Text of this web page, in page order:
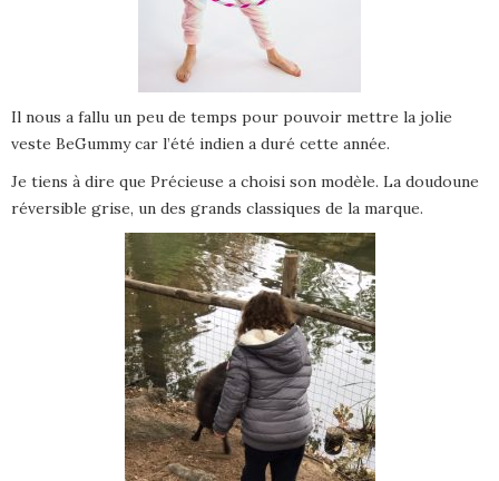
Il nous a fallu un peu de temps pour pouvoir mettre la jolie
veste BeGummy car l’été indien a duré cette année.
Je tiens à dire que Précieuse a choisi son modèle. La doudoune
réversible grise, un des grands classiques de la marque.